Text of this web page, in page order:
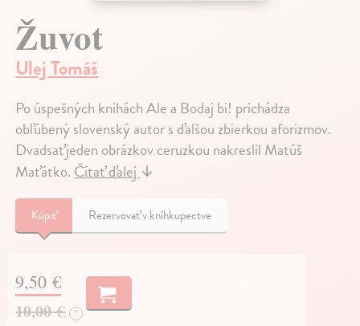
Žuvot
Ulej Tomáš
Po úspešných knihách Ale a Bodaj bi! prichádza
obľúbený slovenský autor s ďalšou zbierkou aforizmov.
Dvadsaťjeden obrázkov ceruzkou nakreslil Matúš
Maťátko. Čítať ďalej ↓
Kúpiť Rezervovať v kníhkupectve
9,50 €
10,00 € ?